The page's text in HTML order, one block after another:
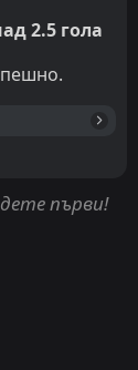
2.5 гола
първи!